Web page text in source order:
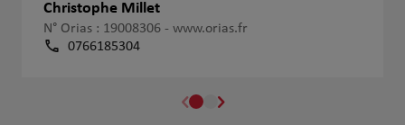
Christophe Millet
N° Orias : 19008306 - www.orias.fr
0766185304